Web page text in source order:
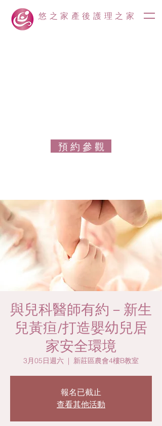
悠之家產後護理之家
預 約 參 觀
與兒科醫師有約－新生
兒黃疸/打造嬰幼兒居
家安全環境
3月05日週六
  |
新莊區農會4樓B教室
報名已截止
查看其他活動